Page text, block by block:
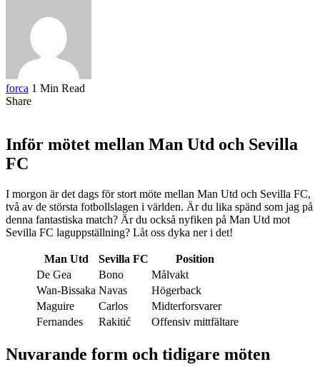
forca 1 Min Read
Share
Inför mötet mellan Man Utd och Sevilla
FC
I morgon är det dags för stort möte mellan Man Utd och Sevilla FC,
två av de största fotbollslagen i världen. Är du lika spänd som jag på
denna fantastiska match? Är du också nyfiken på Man Utd mot
Sevilla FC laguppställning? Låt oss dyka ner i det!
Man Utd Sevilla FC
Position
De Gea
Bono
Målvakt
Wan-Bissaka Navas
Högerback
Maguire
Carlos
Midterforsvarer
Fernandes
Rakitić Offensiv mittfältare
Nuvarande form och tidigare möten